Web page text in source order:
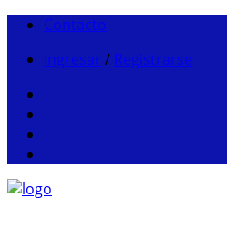
Contacto
Ingresar / Registrarse